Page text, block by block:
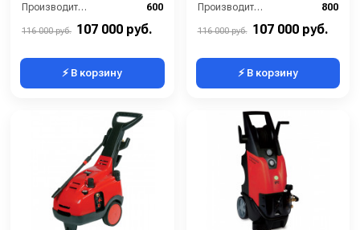
Производительность (л/ч):
600
116 000 руб. 107 000 руб.
⚡ В корзину
Производительность (л/ч):
800
116 000 руб. 107 000 руб.
⚡ В корзину